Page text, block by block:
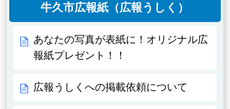
牛久市広報紙（広報うしく）
あなたの写真が表紙に！オリジナル広
報紙プレゼント！！
広報うしくへの掲載依頼について